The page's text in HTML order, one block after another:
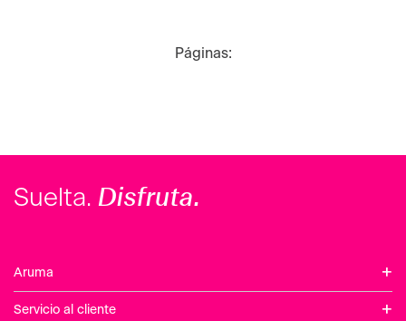
Páginas:
Suelta. Disfruta.
Aruma +
Servicio al cliente +